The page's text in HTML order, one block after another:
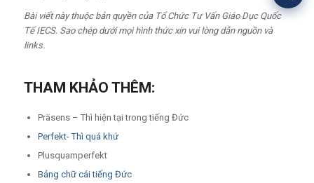
Bài viết này thuộc bản quyền của Tổ Chức Tư Vấn Giáo Dục Quốc
Tế IECS. Sao chép dưới mọi hình thức xin vui lòng dẫn nguồn và
links.
THAM KHẢO THÊM:
Präsens – Thì hiện tại trong tiếng Đức
Perfekt- Thì quá khứ
Plusquamperfekt
Bảng chữ cái tiếng Đức